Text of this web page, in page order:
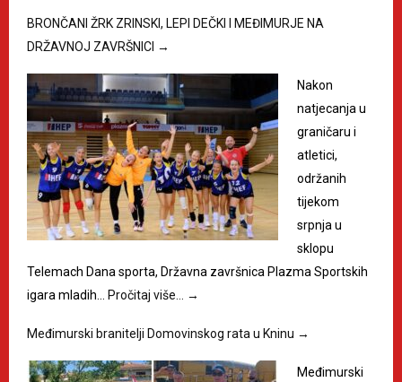
BRONČANI ŽRK ZRINSKI, LEPI DEČKI I MEĐIMURJE NA
DRŽAVNOJ ZAVRŠNICI →
Nakon
natjecanja u
graničaru i
atletici,
održanih
tijekom
srpnja u
sklopu
Telemach Dana sporta, Državna završnica Plazma Sportskih
igara mladih…
Pročitaj više… →
Međimurski branitelji Domovinskog rata u Kninu →
Međimurski